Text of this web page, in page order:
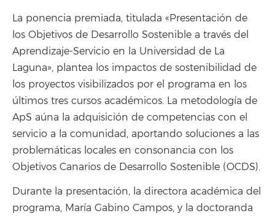
La ponencia premiada, titulada «Presentación de
los Objetivos de Desarrollo Sostenible a través del
Aprendizaje-Servicio en la Universidad de La
Laguna», plantea los impactos de sostenibilidad de
los proyectos visibilizados por el programa en los
últimos tres cursos académicos. La metodología de
ApS aúna la adquisición de competencias con el
servicio a la comunidad, aportando soluciones a las
problemáticas locales en consonancia con los
Objetivos Canarios de Desarrollo Sostenible (OCDS).
Durante la presentación, la directora académica del
programa, María Gabino Campos, y la doctoranda